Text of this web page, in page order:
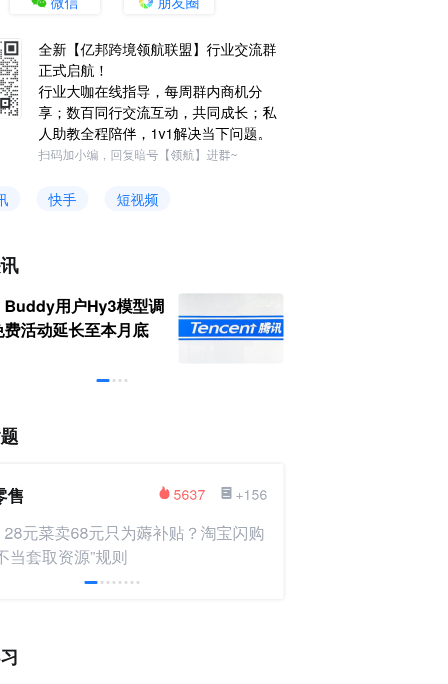
全新【亿邦跨境领航联盟】行业交流群
正式启航！
行业大咖在线指导，每周群内商机分
享；数百同行交流互动，共同成长；私
人助教全程陪伴，1v1解决当下问题。
扫码加小编，回复暗号【领航】进群~
快手 短视频
Buddy用户Hy3模型调
活动延长至本月底
售 +156
5637
元菜卖68元只为薅补贴？淘宝闪购
当套取资源”规则